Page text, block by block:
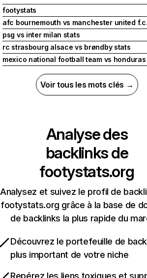
footystats
afc bournemouth vs manchester united
psg vs inter milan stats
rc strasbourg alsace vs brøndby stats
mexico national football team vs
Voir tous les mots clés →
Analyse des
backlinks de
footystats.org
Analysez et suivez le profil de
footystats.org grâce à la base de
de backlinks la plus rapide du
Découvrez le portefeuille de
plus important de votre niche
Repérez les liens toxiques et